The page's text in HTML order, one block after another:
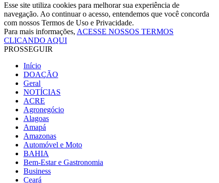
Esse site utiliza cookies para melhorar sua experiência de
navegação. Ao continuar o acesso, entendemos que você concorda
com nossos Termos de Uso e Privacidade.
Para mais informações, ACESSE NOSSOS TERMOS
CLICANDO AQUI
PROSSEGUIR
Início
DOAÇÃO
Geral
NOTÍCIAS
ACRE
Agronegócio
Alagoas
Amapá
Amazonas
Automóvel e Moto
BAHIA
Bem-Estar e Gastronomia
Business
Ceará